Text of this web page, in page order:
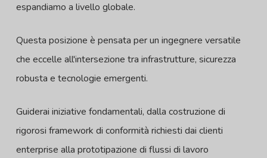
espandiamo a livello globale.
Questa posizione è pensata per un ingegnere versatile
che eccelle all'intersezione tra infrastrutture, sicurezza
robusta e tecnologie emergenti.
Guiderai iniziative fondamentali, dalla costruzione di
rigorosi framework di conformità richiesti dai clienti
enterprise alla prototipazione di flussi di lavoro